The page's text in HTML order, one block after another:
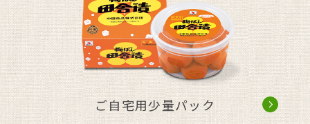
南高梅は皮が薄く非常にデリケート。
ご自宅用少量パック